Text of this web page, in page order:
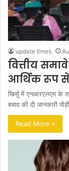
update times
वित्तीय
आर्थिक रूप
खिर्सू में एनआरएलएम के
बचाव की दी जानकारी
Read More »